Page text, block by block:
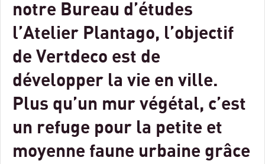
notre Bureau d’études
l’Atelier Plantago, l’objectif
de Vertdeco est de
développer la vie en ville.
Plus qu’un mur végétal, c’est
un refuge pour la petite et
moyenne faune urbaine grâce